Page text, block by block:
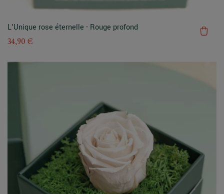
L'Unique rose éternelle - Rouge profond
34,90 €